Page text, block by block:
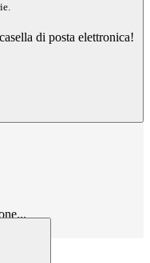
di posta elettronica!